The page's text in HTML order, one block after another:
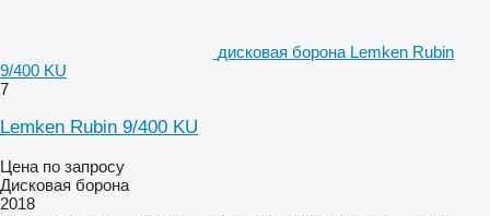
дисковая борона Lemken Rubin
9/400 KU
7
Lemken Rubin 9/400 KU
Цена по запросу
Дисковая борона
2018